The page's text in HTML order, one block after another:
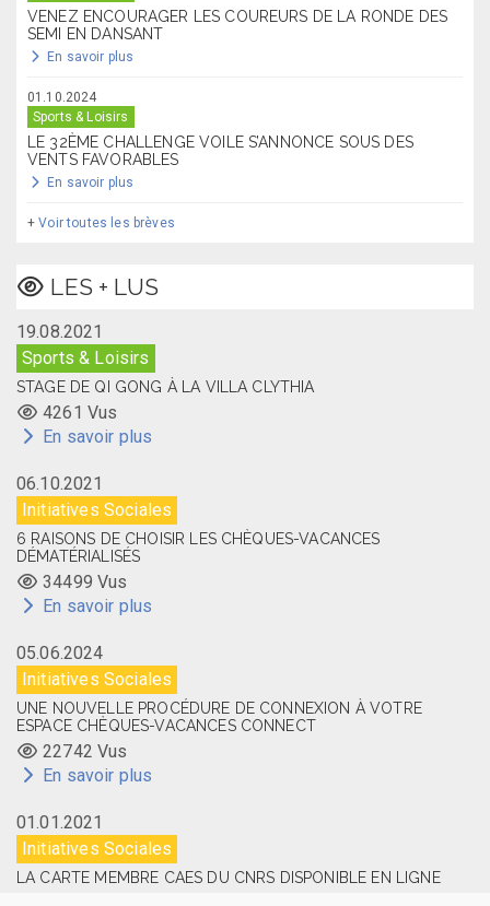
VENEZ ENCOURAGER LES COUREURS DE LA RONDE DES
SEMI EN DANSANT
En savoir plus
01.10.2024
Sports & Loisirs
LE 32ÈME CHALLENGE VOILE S’ANNONCE SOUS DES
VENTS FAVORABLES
En savoir plus
+Voir toutes les brèves
LES + LUS
19.08.2021
Sports & Loisirs
STAGE DE QI GONG À LA VILLA CLYTHIA
4261 Vus
En savoir plus
06.10.2021
Initiatives Sociales
6 RAISONS DE CHOISIR LES CHÈQUES-VACANCES
DÉMATÉRIALISÉS
34499 Vus
En savoir plus
05.06.2024
Initiatives Sociales
UNE NOUVELLE PROCÉDURE DE CONNEXION À VOTRE
ESPACE CHÈQUES-VACANCES CONNECT
22742 Vus
En savoir plus
01.01.2021
Initiatives Sociales
LA CARTE MEMBRE CAES DU CNRS DISPONIBLE EN LIGNE